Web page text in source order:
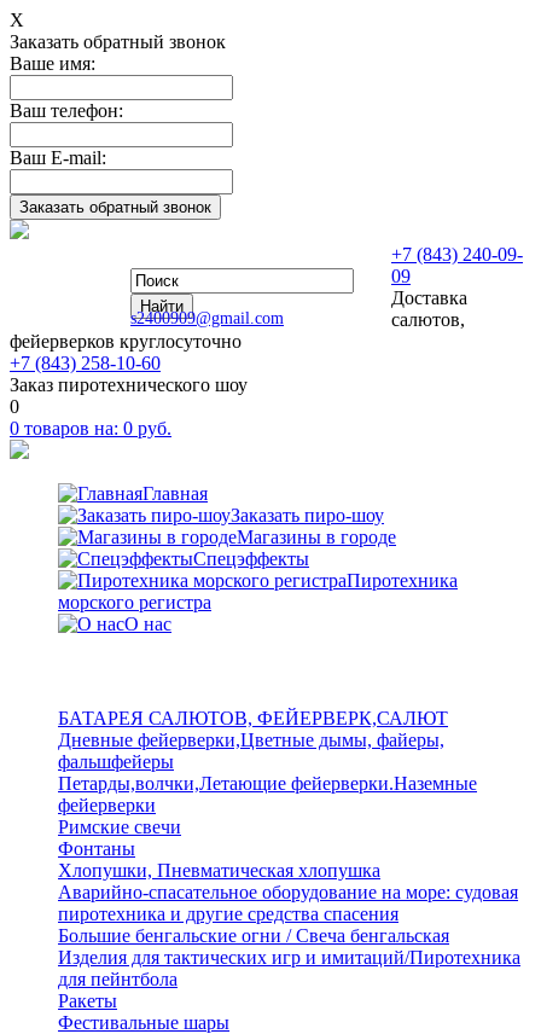
Х
Заказать обратный звонок
Ваше имя:
Ваш телефон:
Ваш E-mail:
s2400909@gmail.com
+7 (843) 240-09-
09
Доставка
салютов,
фейерверков круглосуточно
+7 (843) 258-10-60
Заказ пиротехнического шоу
0
0 товаров на: 0 руб.
Главная
Заказать пиро-шоу
Магазины в городе
Спецэффекты
Пиротехника
морского регистра
О нас
БАТАРЕЯ САЛЮТОВ, ФЕЙЕРВЕРК,САЛЮТ
Дневные фейерверки,Цветные дымы, файеры,
фальшфейеры
Петарды,волчки,Летающие фейерверки.Наземные
фейерверки
Римские свечи
Фонтаны
Хлопушки, Пневматическая хлопушка
Аварийно-спасательное оборудование на море: судовая
пиротехника и другие средства спасения
Большие бенгальские огни / Свеча бенгальская
Изделия для тактических игр и имитаций/Пиротехника
для пейнтбола
Ракеты
Фестивальные шары